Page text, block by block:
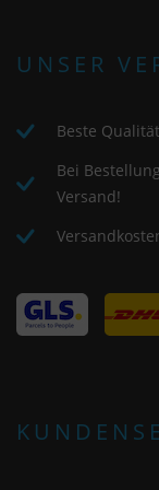
UNSER
Beste
Bei
Versand!